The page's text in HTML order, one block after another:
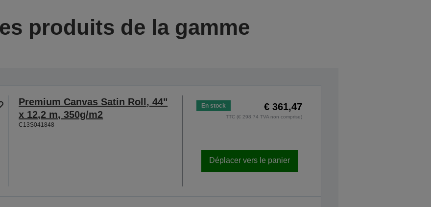
produits de la gamme
Premium Canvas Satin Roll, 44"
x 12,2 m, 350g/m2
C13S041848
En stock € 361,47
TTC (€ 298,74 TVA non comprise)
Déplacer vers le panier